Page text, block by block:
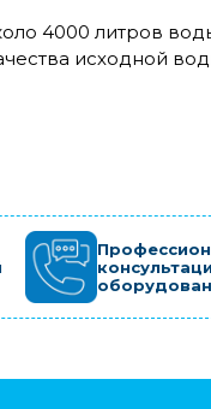
4000 литров
исходной